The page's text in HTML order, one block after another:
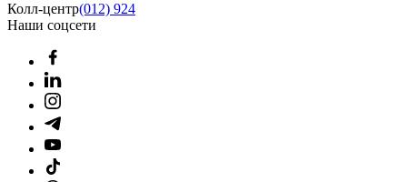
Колл-центр(012) 924
Наши соцсети